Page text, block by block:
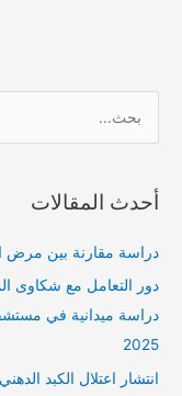
ح
ن
أحدث المقالات
دراسة مقارنة بين مرض
دور التعامل مع شكاوى
دراسة ميدانية في
2025